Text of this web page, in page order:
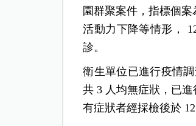
園群聚案件，指標個
活動力下降等情形，
診。
衛生單位已進行疫情
共 3 人均無症狀，已
有症狀者經採檢後於